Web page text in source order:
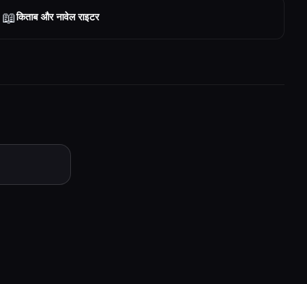
📖किताब और नावेल राइटर